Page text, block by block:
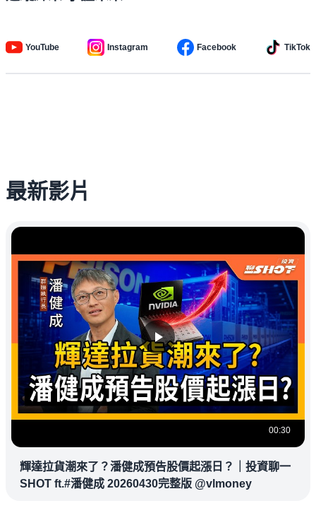
YouTube Instagram Facebook TikTok
最新影片
00:30
輝達拉貨潮來了？潘健成預告股價起漲日？｜投資聊一
SHOT ft.#潘健成 20260430完整版 @vlmoney